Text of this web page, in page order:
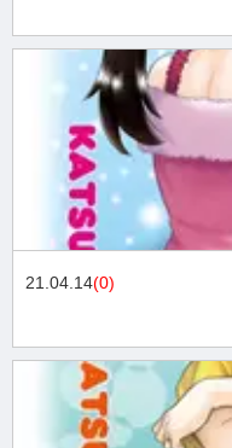
21.04.14(0)